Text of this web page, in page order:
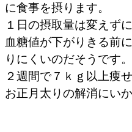
に食事を摂ります。
１日の摂取量は変えず
血糖値が下がりきる前
りにくいのだそうです。
２週間で７ｋｇ以上痩
お正月太りの解消にい